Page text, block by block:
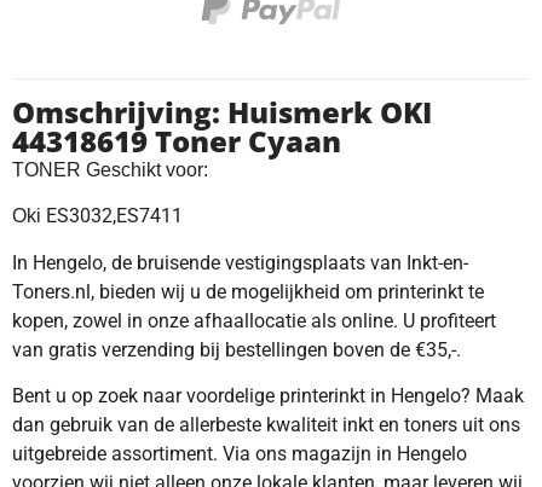
Omschrijving: Huismerk OKI
44318619 Toner Cyaan
TONER Geschikt voor:
Oki ES3032,ES7411
In Hengelo, de bruisende vestigingsplaats van Inkt-en-
Toners.nl, bieden wij u de mogelijkheid om printerinkt te
kopen, zowel in onze afhaallocatie als online. U profiteert
van gratis verzending bij bestellingen boven de €35,-.
Bent u op zoek naar voordelige printerinkt in Hengelo? Maak
dan gebruik van de allerbeste kwaliteit inkt en toners uit ons
uitgebreide assortiment. Via ons magazijn in Hengelo